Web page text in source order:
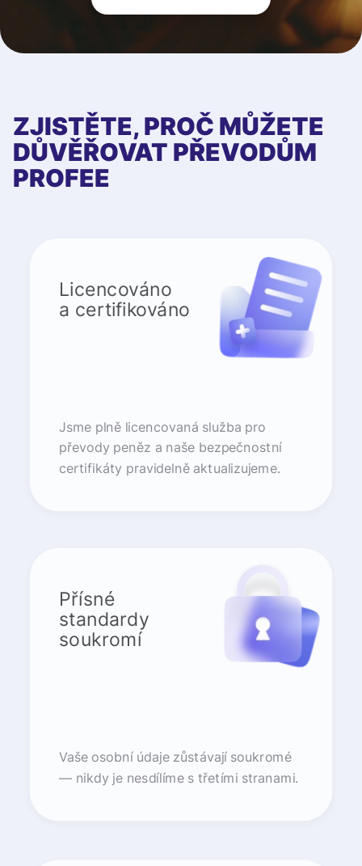
ZJISTĚTE, PROČ MŮŽETE
DŮVĚŘOVAT PŘEVODŮM
PROFEE
Licencováno
a certifikováno
Jsme plně licencovaná služba pro
převody peněz a naše bezpečnostní
certifikáty pravidelně aktualizujeme.
Přísné
standardy
soukromí
Vaše osobní údaje zůstávají soukromé
— nikdy je nesdílíme s třetími stranami.